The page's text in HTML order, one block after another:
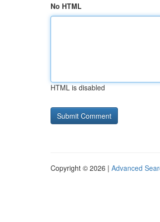
No HTML
HTML is disabled
Copyright © 2026 | Advanced